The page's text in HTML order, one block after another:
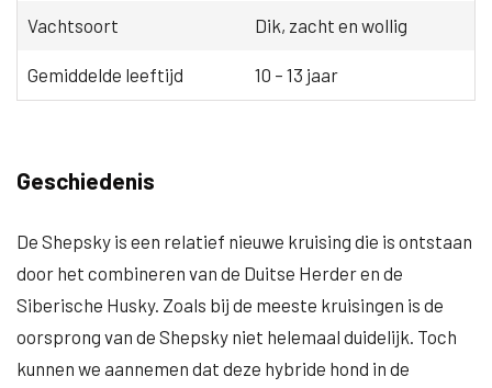
Vachtsoort Dik, zacht en wollig
Gemiddelde leeftijd 10 – 13 jaar
Geschiedenis
De Shepsky is een relatief nieuwe kruising die is ontstaan
door het combineren van de Duitse Herder en de
Siberische Husky. Zoals bij de meeste kruisingen is de
oorsprong van de Shepsky niet helemaal duidelijk. Toch
kunnen we aannemen dat deze hybride hond in de